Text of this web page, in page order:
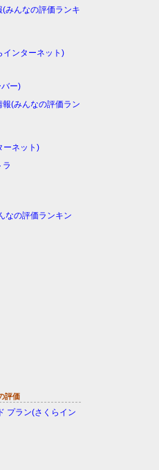
みんなの評価ランキ
インターネット)
ー)
(みんなの評価ラン
ーネット)
ラ
なの評価ランキン
評価
プラン(さくらイン